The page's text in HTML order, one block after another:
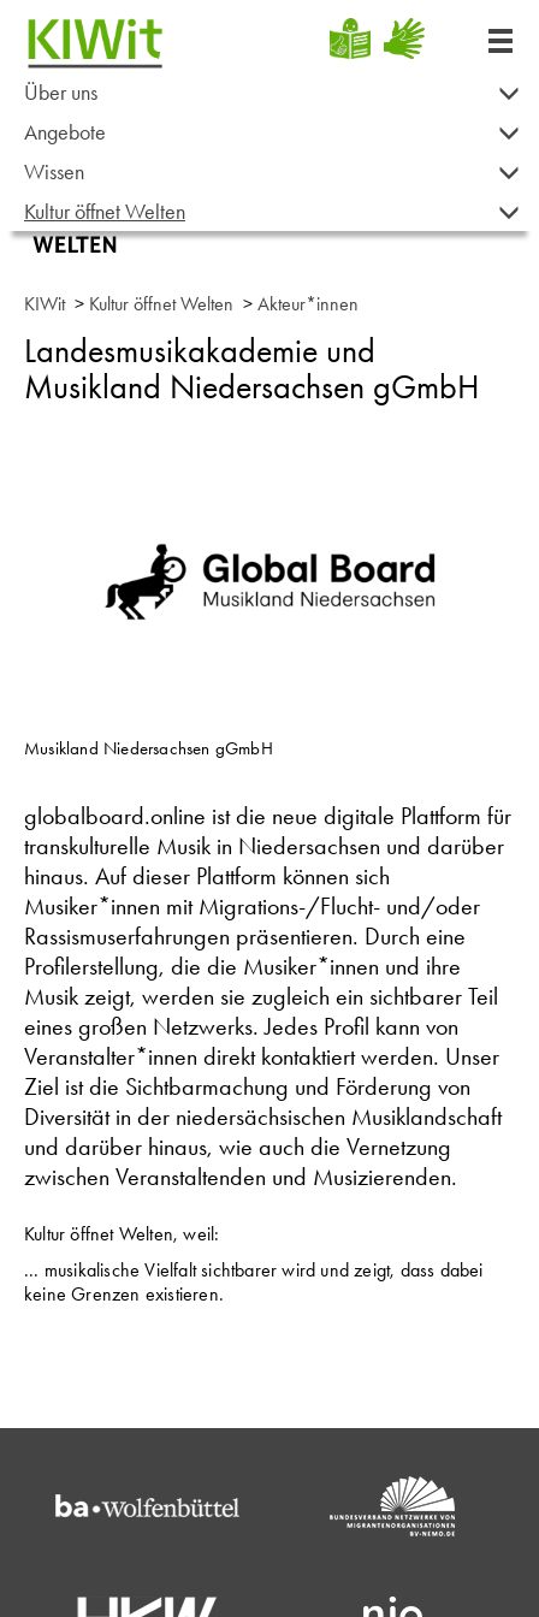
Über uns
Angebote
Wissen
Kultur öffnet Welten
KIWit> Kultur öffnet Welten >Akteur*innen
Landesmusikakademie und
Musikland Niedersachsen gGmbH
Musikland Niedersachsen gGmbH
globalboard.online ist die neue digitale Plattform für
transkulturelle Musik in Niedersachsen und darüber
hinaus. Auf dieser Plattform können sich
Musiker*innen mit Migrations-/Flucht- und/oder
Rassismuserfahrungen präsentieren. Durch eine
Profilerstellung, die die Musiker*innen und ihre
Musik zeigt, werden sie zugleich ein sichtbarer Teil
eines großen Netzwerks. Jedes Profil kann von
Veranstalter*innen direkt kontaktiert werden. Unser
Ziel ist die Sichtbarmachung und Förderung von
Diversität in der niedersächsischen Musiklandschaft
und darüber hinaus, wie auch die Vernetzung
zwischen Veranstaltenden und Musizierenden.
Kultur öffnet Welten, weil:
... musikalische Vielfalt sichtbarer wird und zeigt, dass dabei
keine Grenzen existieren.